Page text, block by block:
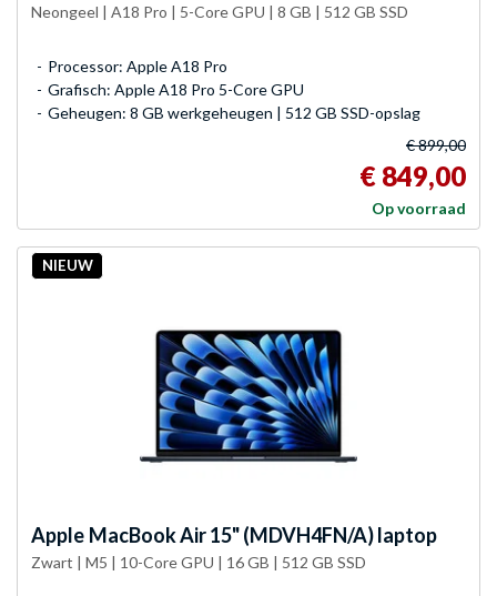
Neongeel | A18 Pro | 5-Core GPU | 8 GB | 512 GB SSD
Processor: Apple A18 Pro
Grafisch: Apple A18 Pro 5-Core GPU
Geheugen: 8 GB werkgeheugen | 512 GB SSD-opslag
€ 899,00
€ 849,00
Op voorraad
NIEUW
Apple MacBook Air 15" (MDVH4FN/A) laptop
Zwart | M5 | 10-Core GPU | 16 GB | 512 GB SSD